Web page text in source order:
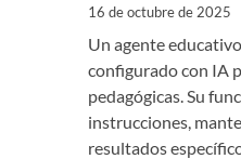
16 de octubre de 2025
Un agente
configurado con IA
pedagógicas. Su
instrucciones,
resultados